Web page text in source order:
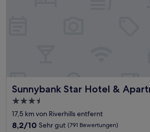
Sunnybank Star Hotel &
Sunnybank Star Hotel & Apartments
3.5-
Sterne-
Unterkunft
17,5 km von Riverhills entfernt
8.2
8,2/10 Sehr gut (791 Bewertungen)